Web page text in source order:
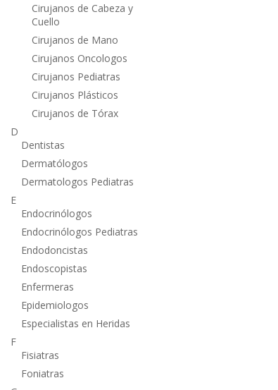
Cirujanos de Cabeza y
Cuello
Cirujanos de Mano
Cirujanos Oncologos
Cirujanos Pediatras
Cirujanos Plásticos
Cirujanos de Tórax
D
Dentistas
Dermatólogos
Dermatologos Pediatras
E
Endocrinólogos
Endocrinólogos Pediatras
Endodoncistas
Endoscopistas
Enfermeras
Epidemiologos
Especialistas en Heridas
F
Fisiatras
Foniatras